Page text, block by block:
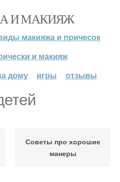
И МАКИЯЖ
макияжа и причесок
и макияж
дому
игры отзывы
Советы про хорошие
манеры